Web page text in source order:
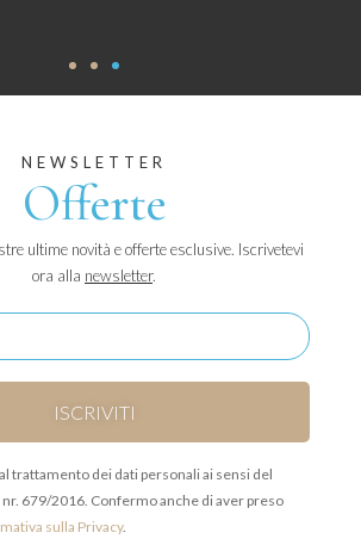
NEWSLETTER
Offerte
ultime novità e offerte esclusive. Iscrivetevi
ora alla newsletter.
trattamento dei dati personali ai sensi del
nr. 679/2016. Confermo anche di aver preso
sulla Privacy.